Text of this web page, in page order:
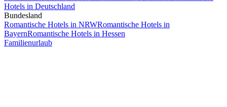
Hotels in Deutschland
Bundesland
Romantische Hotels in NRWRomantische Hotels in
BayernRomantische Hotels in Hessen
Familienurlaub